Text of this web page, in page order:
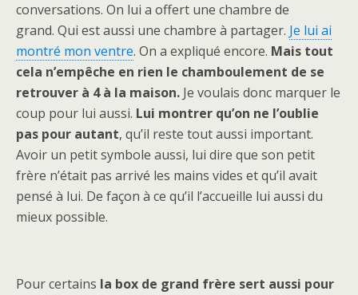
conversations. On lui a offert une chambre de
grand. Qui est aussi une chambre à partager. Je lui ai
montré mon ventre. On a expliqué encore. Mais tout
cela n’empêche en rien le chamboulement de se
retrouver à 4 à la maison. Je voulais donc marquer le
coup pour lui aussi. Lui montrer qu’on ne l’oublie
pas pour autant, qu’il reste tout aussi important.
Avoir un petit symbole aussi, lui dire que son petit
frère n’était pas arrivé les mains vides et qu’il avait
pensé à lui. De façon à ce qu’il l’accueille lui aussi du
mieux possible.
Pour certains la box de grand frère sert aussi pour